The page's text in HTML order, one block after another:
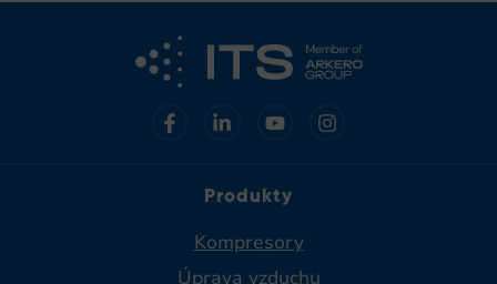
Produkty
Kompresory
Úprava vzduchu